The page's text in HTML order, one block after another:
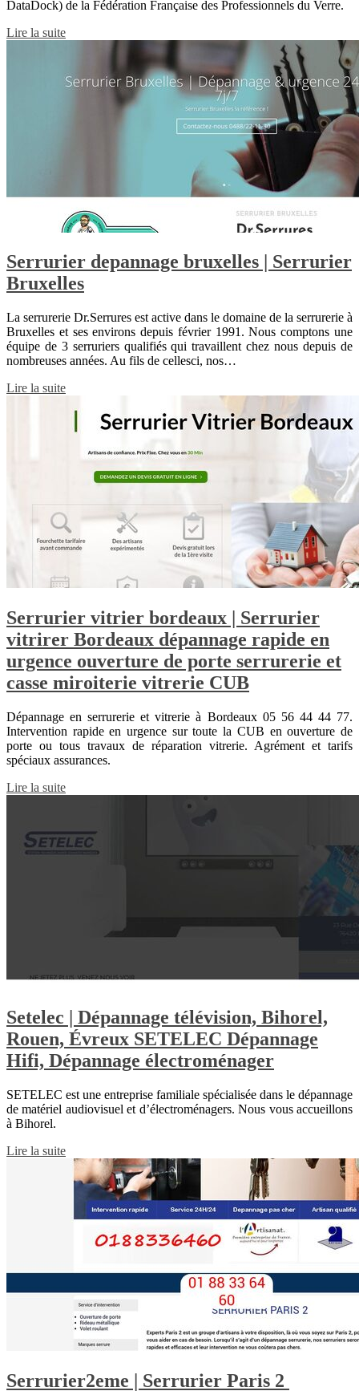
DataDock) de la Fédération Française des Professionnels du Verre.
Lire la suite
Serrurier depannage bruxelles | Serrurier
Bruxelles
La serrurerie Dr.Serrures est active dans le domaine de la serrurerie à
Bruxelles et ses environs depuis février 1991. Nous comptons une
équipe de 3 serruriers qualifiés qui travaillent chez nous depuis de
nombreuses années. Au fils de cellesci, nos…
Lire la suite
Serrurier vitrier bordeaux | Serrurier
vitrirer Bordeaux dépannage rapide en
urgence ouverture de porte serrurerie et
casse miroiterie vitrerie CUB
Dépannage en serrurerie et vitrerie à Bordeaux 05 56 44 44 77.
Intervention rapide en urgence sur toute la CUB en ouverture de
porte ou tous travaux de réparation vitrerie. Agrément et tarifs
spéciaux assurances.
Lire la suite
Setelec | Dépannage télévision, Bihorel,
Rouen, Évreux SETELEC Dépannage
Hifi, Dépannage électroména­ger
SETELEC est une entreprise familiale spécialisée dans le dépannage
de matériel audiovisuel et d’électroménagers. Nous vous accueillons
à Bihorel.
Lire la suite
Serrurier2eme | Serrurier Paris 2